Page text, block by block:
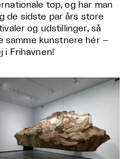
top, og har man
de sidste par års store
og udstillinger, så
samme kunstnere hér –
i Frihavnen!